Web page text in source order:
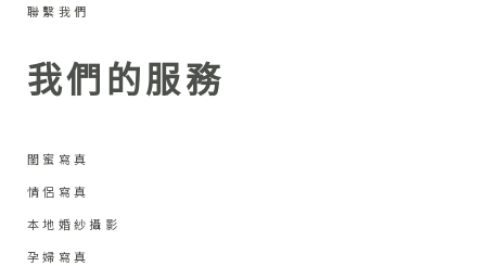
聯繫我們
我們的服務
閨蜜寫真
情侶寫真
本地婚紗攝影
孕婦寫真